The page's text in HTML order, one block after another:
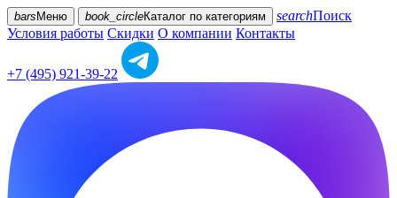
bars Меню book_circleКаталог по категориям searchПоиск
Условия работы Скидки О компании Контакты
+7 (495) 921-39-22